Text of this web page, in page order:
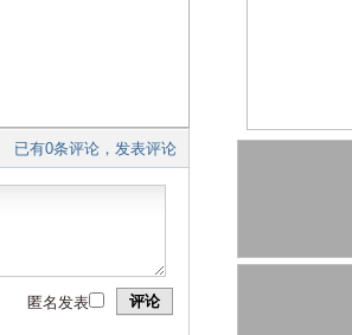
已有0条评论，发表评论
评论
匿名发表